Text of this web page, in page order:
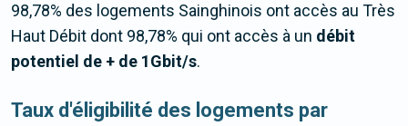
98,78% des logements Sainghinois ont accès au Très
Haut Débit dont 98,78% qui ont accès à un débit
potentiel de + de 1Gbit/s.
Taux d'éligibilité des logements par